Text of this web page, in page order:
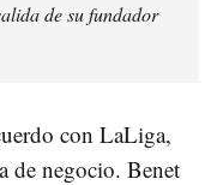
de su fundador
con LaLiga,
de negocio. Benet